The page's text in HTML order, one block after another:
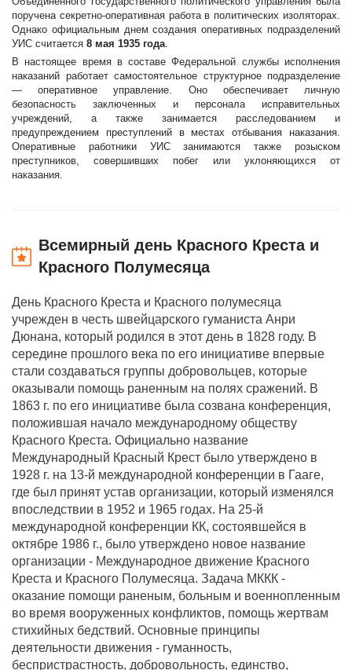
поручена секретно-оперативная работа в политических изоляторах.
Однако официальным днем создания оперативных подразделений
УИС считается 8 мая 1935 года.
В настоящее время в составе Федеральной службы исполнения
наказаний работает самостоятельное структурное подразделение
— оперативное управление. Оно обеспечивает личную
безопасность заключенных и персонала исправительных
учреждений, а также занимается расследованием и
предупреждением преступлений в местах отбывания наказания.
Оперативные работники УИС занимаются также розыском
преступников, совершивших побег или уклоняющихся от
наказания.
Всемирный день Красного Креста и
Красного Полумесяца
День Красного Креста и Красного полумесяца
учрежден в честь швейцарского гуманиста Анри
Дюнана, который родился в этот день в 1828 году. В
середине прошлого века по его инициативе впервые
стали создаваться группы добровольцев, которые
оказывали помощь раненным на полях сражений. В
1863 г. по его инициативе была созвана конференция,
положившая начало международному обществу
Красного Креста. Официально название
Международный Красный Крест было утверждено в
1928 г. на 13-й международной конференции в Гааге,
где был принят устав организации, который изменялся
впоследствии в 1952 и 1965 годах. На 25-й
международной конференции КК, состоявшейся в
октябре 1986 г., было утверждено новое название
организации - Международное движение Красного
Креста и Красного Полумесяца. Задача МККК -
оказание помощи раненым, больным и военнопленным
во время вооруженных конфликтов, помощь жертвам
стихийных бедствий. Основные принципы
деятельности движения - гуманность,
беспристрастность, добровольность, единство,